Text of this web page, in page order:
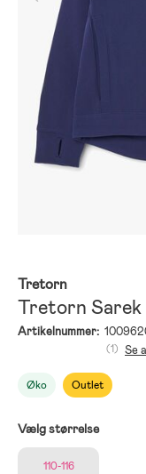
Tretorn
Tretorn Sarek
Artikelnummer:
Øko Outlet
(1) Se
Vælg størrelse
110-116